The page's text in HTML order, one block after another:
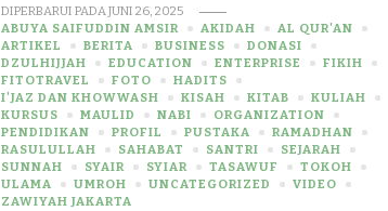
DIPERBARUI PADAJUNI 26, 2025
ABUYA SAIFUDDIN AMSIR
AKIDAH
AL QUR'AN
ARTIKEL
BERITA BUSINESS
DONASI
DZULHIJJAH
EDUCATION ENTERPRISE
FIKIH
FITOTRAVEL
FOTO
HADITS
I'JAZ DAN KHOWWASH
KISAH KITAB
KULIAH
KURSUS
MAULID NABI
ORGANIZATION
PENDIDIKAN
PROFIL PUSTAKA
RAMADHAN
RASULULLAH
SAHABAT SANTRI
SEJARAH
SUNNAH
SYAIR SYIAR TASAWUF
TOKOH
ULAMA
UMROH UNCATEGORIZED
VIDEO
ZAWIYAH JAKARTA